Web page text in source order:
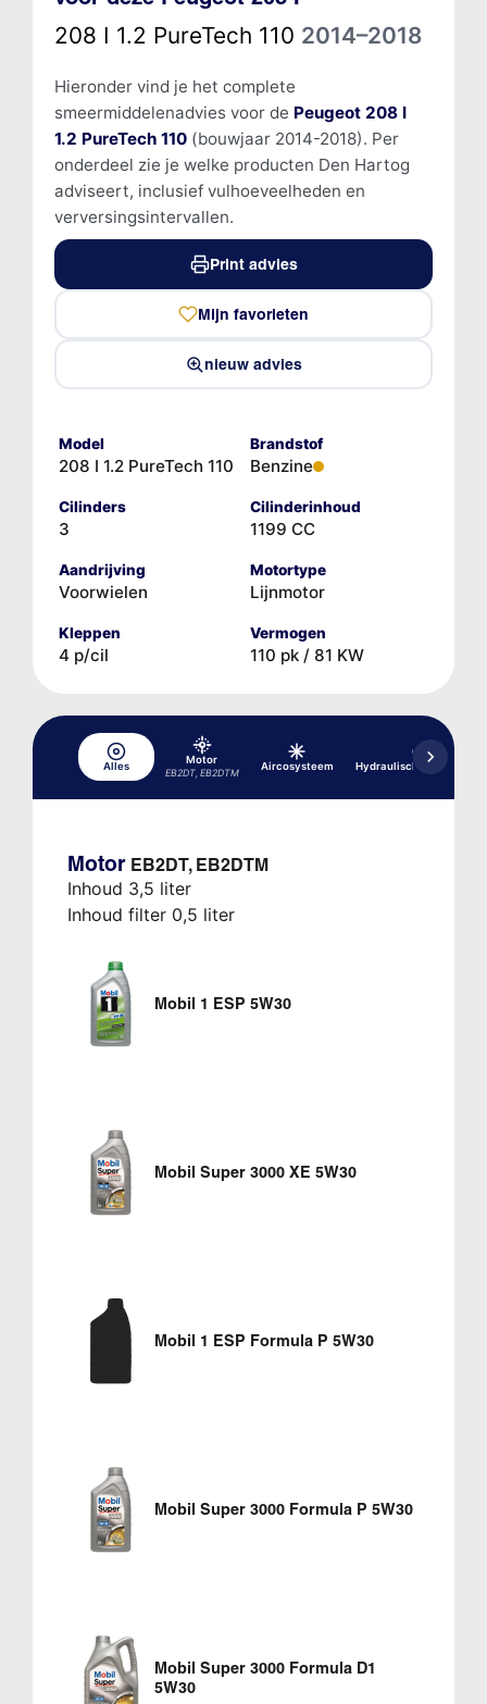
208 I 1.2 PureTech 110 2014–2018
Hieronder vind je het complete
smeermiddelenadvies voor de Peugeot 208 I
1.2 PureTech 110(bouwjaar 2014-2018). Per
onderdeel zie je welke producten Den Hartog
adviseert, inclusief vulhoeveelheden en
verversingsintervallen.
Print advies
Mijn favorieten
nieuw advies
Model
208 I 1.2 PureTech 110
Brandstof
Benzine
Cilinders
3
Cilinderinhoud
1199 CC
Aandrijving
Voorwielen
Motortype
Lijnmotor
Kleppen
4 p/cil
Vermogen
110 pk / 81 KW
Alles
Motor
EB2DT, EB2DTM
Aircosysteem Hydraulisch remsysteem
Motor EB2DT, EB2DTM
Inhoud 3,5 liter
Inhoud filter 0,5 liter
Mobil 1 ESP 5W30
Mobil Super 3000 XE 5W30
Mobil 1 ESP Formula P 5W30
Mobil Super 3000 Formula P 5W30
Mobil Super 3000 Formula D1
5W30